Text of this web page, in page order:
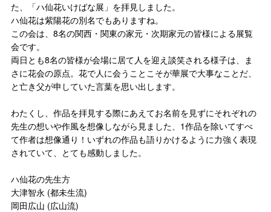
た、「ハ仙花いけばな展」を拝見しました。
ハ仙花は紫陽花の別名でもありますね。
この会は、8名の関西・関東の家元・次期家元の皆様による展覧
会です。
両日とも8名の皆様が会場に居て人を迎え談笑される様子は、ま
さに花会の原点。花で人に会うことこそが華展で大事なことだ、
と亡き父が申していた言葉を思い出します。
わたくし、作品を拝見する際にあえてお名前を見ずにそれぞれの
先生の想いや作風を想像しながら見ました、1作品を除いてすべ
て作者は想像通り！いずれの作品も語りかけるように力強く表現
されていて、とても感動しました。
ハ仙花の先生方
大津智永 (都未生流)
岡田広山 (広山流)